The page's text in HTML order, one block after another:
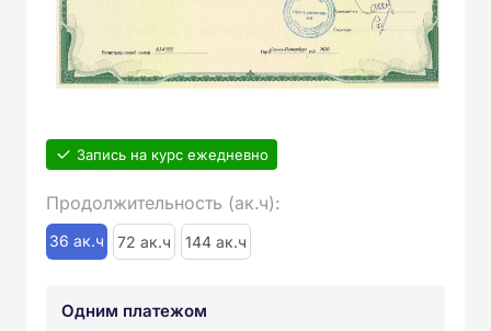
Запись на курс ежедневно
Продолжительность (ак.ч):
36 ак.ч 72 ак.ч 144 ак.ч
Одним платежом